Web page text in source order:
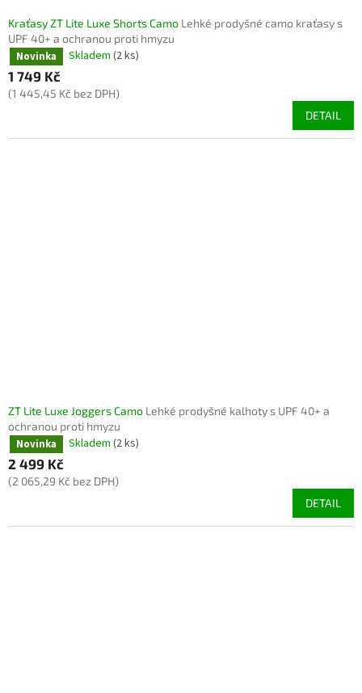
Kraťasy ZT Lite Luxe Shorts Camo Lehké prodyšné camo kraťasy s
UPF 40+ a ochranou proti hmyzu
Novinka Skladem (2 ks)
1 749 Kč
(1 445,45 Kč bez DPH)
DETAIL
ZT Lite Luxe Joggers Camo Lehké prodyšné kalhoty s UPF 40+ a
ochranou proti hmyzu
Novinka Skladem (2 ks)
2 499 Kč
(2 065,29 Kč bez DPH)
DETAIL